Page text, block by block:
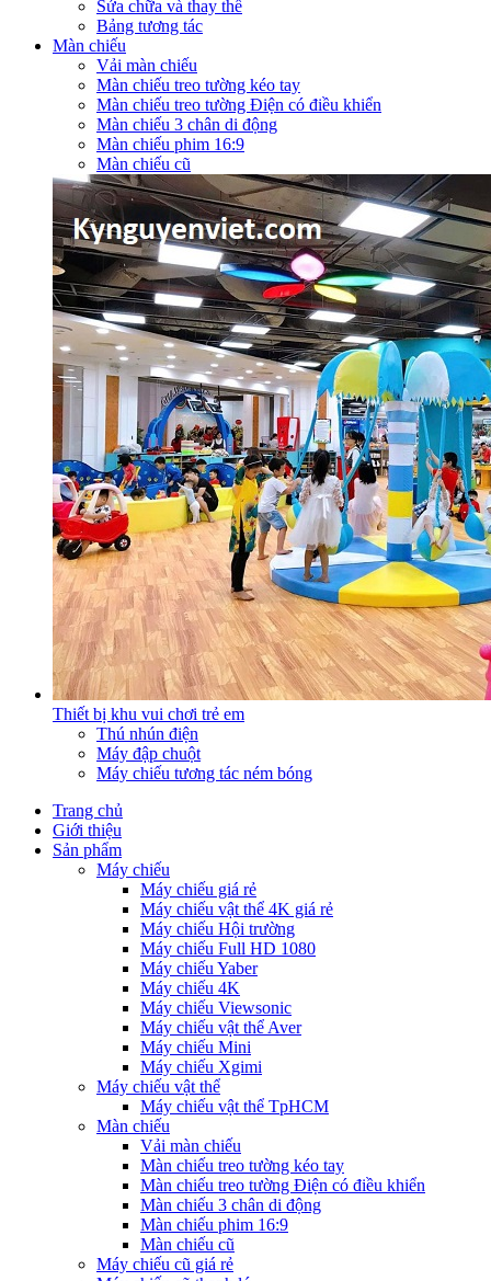
Sửa chữa và thay thế
Bảng tương tác
Màn chiếu
Vải màn chiếu
Màn chiếu treo tường kéo tay
Màn chiếu treo tường Điện có điều khiển
Màn chiếu 3 chân di động
Màn chiếu phim 16:9
Màn chiếu cũ
Thiết bị khu vui chơi trẻ em
Thú nhún điện
Máy đập chuột
Máy chiếu tương tác ném bóng
Trang chủ
Giới thiệu
Sản phẩm
Máy chiếu
Máy chiếu giá rẻ
Máy chiếu vật thể 4K giá rẻ
Máy chiếu Hội trường
Máy chiếu Full HD 1080
Máy chiếu Yaber
Máy chiếu 4K
Máy chiếu Viewsonic
Máy chiếu vật thể Aver
Máy chiếu Mini
Máy chiếu Xgimi
Máy chiếu vật thể
Máy chiếu vật thể TpHCM
Màn chiếu
Vải màn chiếu
Màn chiếu treo tường kéo tay
Màn chiếu treo tường Điện có điều khiển
Màn chiếu 3 chân di động
Màn chiếu phim 16:9
Màn chiếu cũ
Máy chiếu cũ giá rẻ